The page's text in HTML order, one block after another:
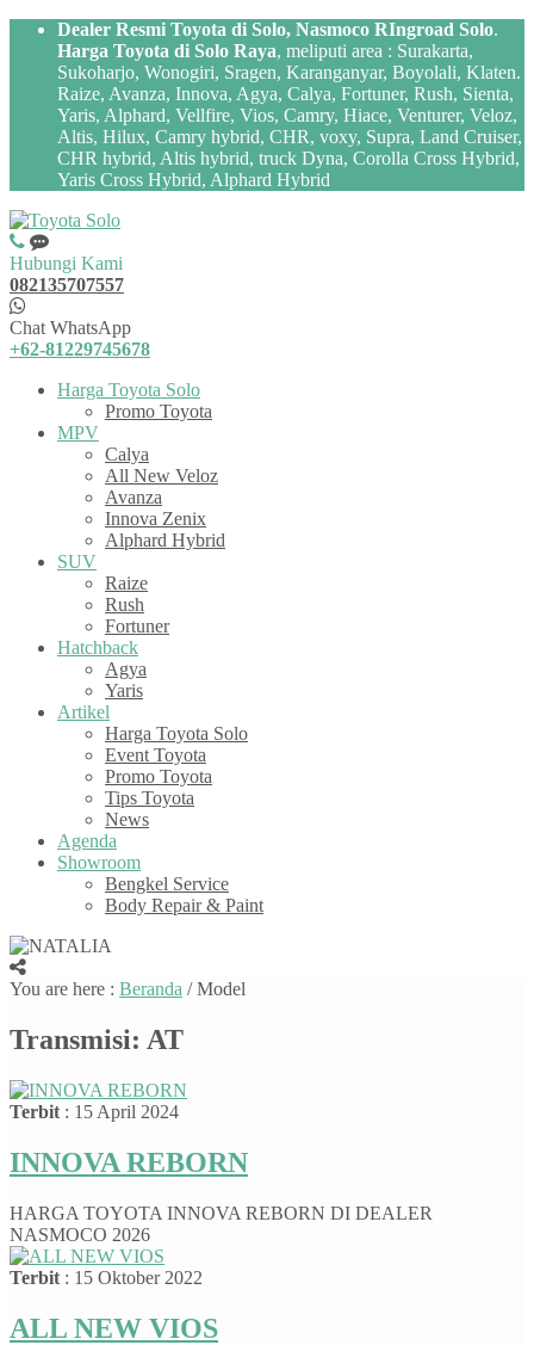
Dealer Resmi Toyota di Solo, Nasmoco RIngroad Solo.
Harga Toyota di Solo Raya, meliputi area : Surakarta,
Sukoharjo, Wonogiri, Sragen, Karanganyar, Boyolali, Klaten.
Raize, Avanza, Innova, Agya, Calya, Fortuner, Rush, Sienta,
Yaris, Alphard, Vellfire, Vios, Camry, Hiace, Venturer, Veloz,
Altis, Hilux, Camry hybrid, CHR, voxy, Supra, Land Cruiser,
CHR hybrid, Altis hybrid, truck Dyna, Corolla Cross Hybrid,
Yaris Cross Hybrid, Alphard Hybrid
Hubungi Kami
082135707557
Chat WhatsApp
+62-81229745678
Harga Toyota Solo
Promo Toyota
MPV
Calya
All New Veloz
Avanza
Innova Zenix
Alphard Hybrid
SUV
Raize
Rush
Fortuner
Hatchback
Agya
Yaris
Artikel
Harga Toyota Solo
Event Toyota
Promo Toyota
Tips Toyota
News
Agenda
Showroom
Bengkel Service
Body Repair & Paint
You are here : Beranda /Model
Transmisi: AT
Terbit : 15 April 2024
INNOVA REBORN
HARGA TOYOTA INNOVA REBORN DI DEALER
NASMOCO 2026
Terbit : 15 Oktober 2022
ALL NEW VIOS